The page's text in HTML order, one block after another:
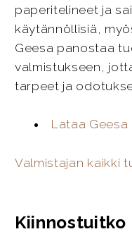
paperitelineet ja
käytännöllisiä,
Geesa panostaa
valmistukseen,
tarpeet ja
Lataa
Valmistajan kaikki